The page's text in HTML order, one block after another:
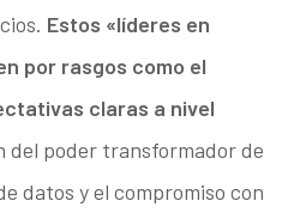
Estos «líderes en
por rasgos como el
claras a nivel
del poder transformador de
datos y el compromiso con